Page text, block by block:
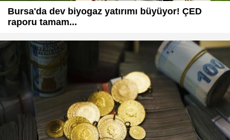
Bursa'da dev biyogaz yatırımı büyüyor! ÇED
raporu tamam...